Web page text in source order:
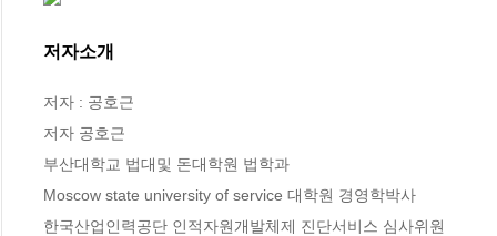
저자소개
저자 : 공호근
저자 공호근
부산대학교 법대및 돈대학원 법학과
Moscow state university of service 대학원 경영학박사
한국산업인력공단 인적자원개발체제 진단서비스 심사위원